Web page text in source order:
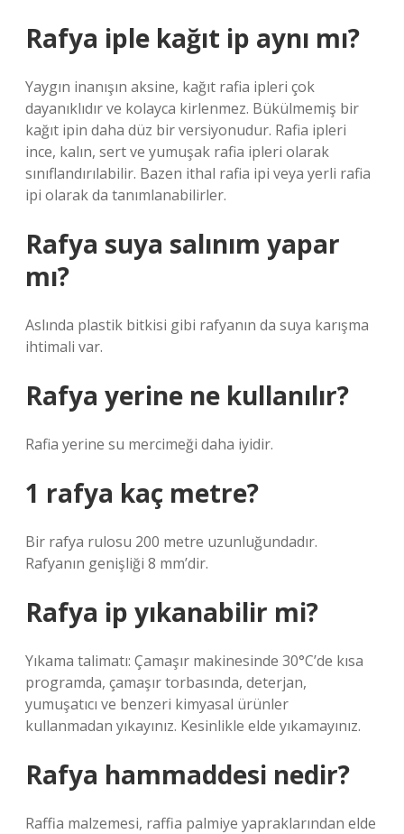
Rafya iple kağıt ip aynı mı?
Yaygın inanışın aksine, kağıt rafia ipleri çok
dayanıklıdır ve kolayca kirlenmez. Bükülmemiş bir
kağıt ipin daha düz bir versiyonudur. Rafia ipleri
ince, kalın, sert ve yumuşak rafia ipleri olarak
sınıflandırılabilir. Bazen ithal rafia ipi veya yerli rafia
ipi olarak da tanımlanabilirler.
Rafya suya salınım yapar
mı?
Aslında plastik bitkisi gibi rafyanın da suya karışma
ihtimali var.
Rafya yerine ne kullanılır?
Rafia yerine su mercimeği daha iyidir.
1 rafya kaç metre?
Bir rafya rulosu 200 metre uzunluğundadır.
Rafyanın genişliği 8 mm’dir.
Rafya ip yıkanabilir mi?
Yıkama talimatı: Çamaşır makinesinde 30°C’de kısa
programda, çamaşır torbasında, deterjan,
yumuşatıcı ve benzeri kimyasal ürünler
kullanmadan yıkayınız. Kesinlikle elde yıkamayınız.
Rafya hammaddesi nedir?
Raffia malzemesi, raffia palmiye yapraklarından elde